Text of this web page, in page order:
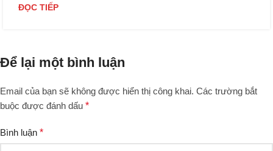
ĐỌC TIẾP
Để lại một bình luận
Email của bạn sẽ không được hiển thị công khai. Các trường bắt
buộc được đánh dấu *
Bình luận *